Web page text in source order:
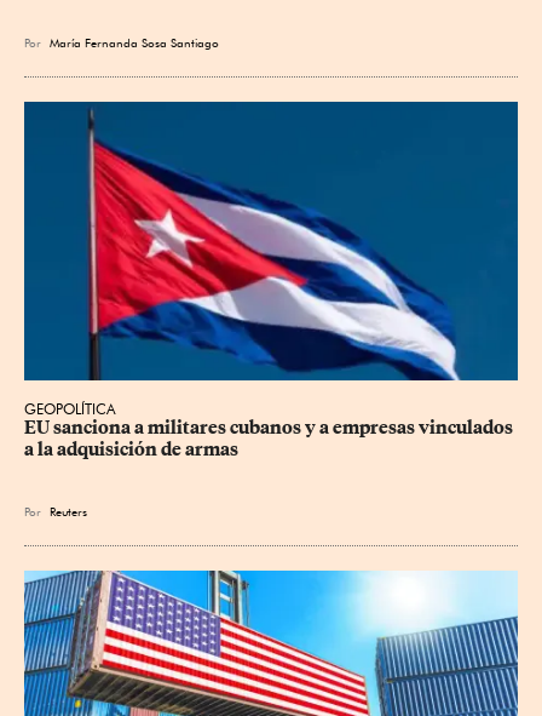
Por María Fernanda Sosa Santiago
GEOPOLÍTICA
EU sanciona a militares cubanos y a empresas vinculados
a la adquisición de armas
Por Reuters